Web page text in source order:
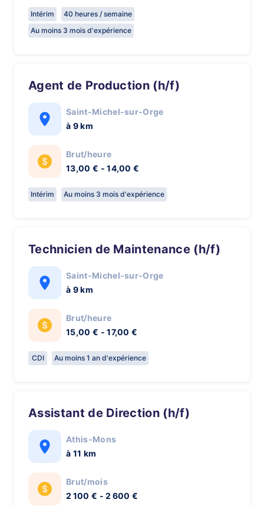
Intérim
40 heures / semaine
Au moins 3 mois d'expérience
Agent de Production (h/f)
Saint-Michel-sur-Orge
à 9 km
Brut/heure
13,00 € - 14,00 €
Intérim Au moins 3 mois d'expérience
Technicien de Maintenance (h/f)
Saint-Michel-sur-Orge
à 9 km
Brut/heure
15,00 € - 17,00 €
CDI Au moins 1 an d'expérience
Assistant de Direction (h/f)
Athis-Mons
à 11 km
Brut/mois
2 100 € - 2 600 €